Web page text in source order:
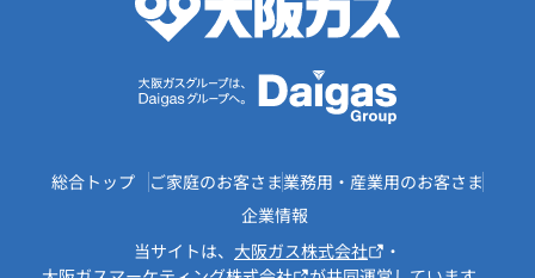
総合トップ ご家庭のお客さま業務用・産業用のお客さま
企業情報
当サイトは、 大阪ガス株式会社
・